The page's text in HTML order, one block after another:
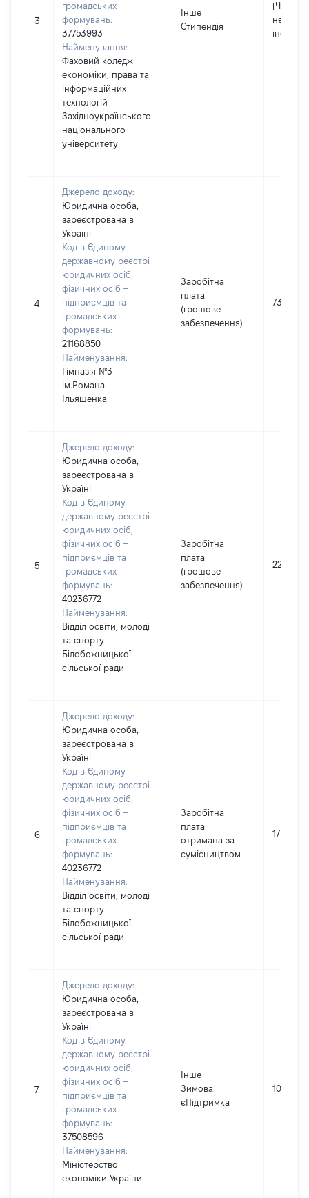
3
громадських
формувань:
37753993
Найменування:
Фаховий коледж
економіки, права та
інформаційних
технологій
Західноукраїнського
національного
університету
Інше
Стипендія
[Член
не
4
Джерело доходу:
Юридична особа,
зареєстрована в
Україні
Код в Єдиному
державному реєстрі
юридичних осіб,
фізичних осіб –
підприємців та
громадських
формувань:
21168850
Найменування:
Гімназія №3
ім.Романа
Ільяшенка
Заробітна
плата
(грошове
забезпечення)
73189
5
Джерело доходу:
Юридична особа,
зареєстрована в
Україні
Код в Єдиному
державному реєстрі
юридичних осіб,
фізичних осіб –
підприємців та
громадських
формувань:
40236772
Найменування:
Відділ освіти, молоді
та спорту
Білобожницької
сільської ради
Заробітна
плата
(грошове
забезпечення)
220928
6
Джерело доходу:
Юридична особа,
зареєстрована в
Україні
Код в Єдиному
державному реєстрі
юридичних осіб,
фізичних осіб –
підприємців та
громадських
формувань:
40236772
Найменування:
Відділ освіти, молоді
та спорту
Білобожницької
сільської ради
Заробітна
плата
отримана за
сумісництвом
17732
7
Джерело доходу:
Юридична особа,
зареєстрована в
Україні
Код в Єдиному
державному реєстрі
юридичних осіб,
фізичних осіб –
підприємців та
громадських
формувань:
37508596
Найменування:
Міністерство
економіки України
Інше
Зимова
єПідтримка
1000